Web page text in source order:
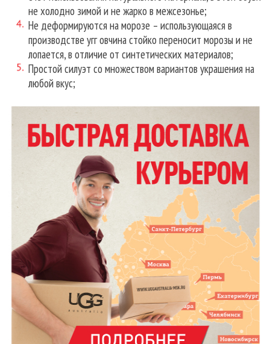
не холодно зимой и не жарко в межсезонье;
Не деформируются на морозе – использующаяся в
производстве угг овчина стойко переносит морозы и не
лопается, в отличие от синтетических материалов;
Простой силуэт со множеством вариантов украшения на
любой вкус;